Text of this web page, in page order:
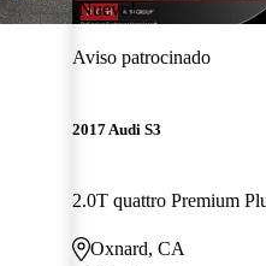
¡Nuevo!
Aviso patrocinado
2017 Audi S3
2.0T quattro Premium
Oxnard, CA